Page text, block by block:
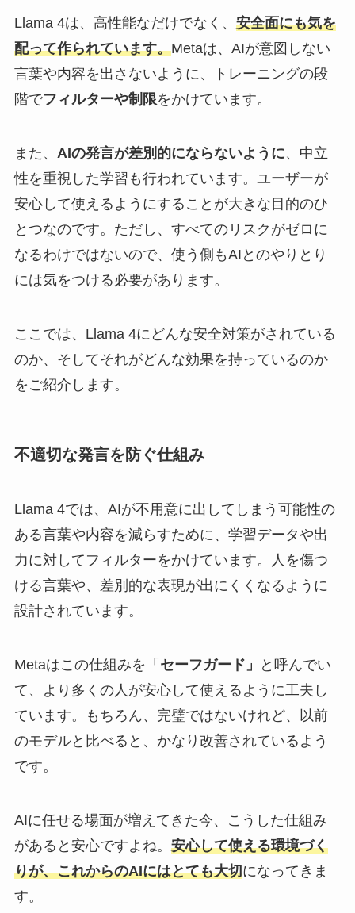
Llama 4は、高性能なだけでなく、 安全面にも気を
配って作られています。Metaは、AIが意図しない
言葉や内容を出さないように、トレーニングの段
階でフィルターや制限をかけています。
また、 AIの発言が差別的にならないように、中立
性を重視した学習も行われています。ユーザーが
安心して使えるようにすることが大きな目的のひ
とつなのです。ただし、すべてのリスクがゼロに
なるわけではないので、使う側もAIとのやりとり
には気をつける必要があります。
ここでは、Llama 4にどんな安全対策がされている
のか、そしてそれがどんな効果を持っているのか
をご紹介します。
不適切な発言を防ぐ仕組み
Llama 4では、AIが不用意に出してしまう可能性の
ある言葉や内容を減らすために、学習データや出
力に対してフィルターをかけています。人を傷つ
ける言葉や、差別的な表現が出にくくなるように
設計されています。
Metaはこの仕組みを「 セーフガード」
と呼んでい
て、より多くの人が安心して使えるように工夫し
ています。もちろん、完璧ではないけれど、以前
のモデルと比べると、かなり改善されているよう
です。
AIに任せる場面が増えてきた今、こうした仕組み
があると安心ですよね。 安心して使える環境づく
りが、これからのAIにはとても大切になってきま
す。